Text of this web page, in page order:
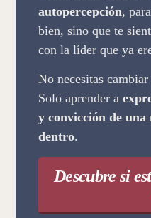
autopercepción,
bien, sino que te
con la líder que ya
No necesitas
Solo aprender a
y convicción de
dentro.
Descubre si